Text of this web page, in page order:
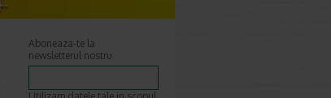
Aboneaza-te la
newsletterul nostru